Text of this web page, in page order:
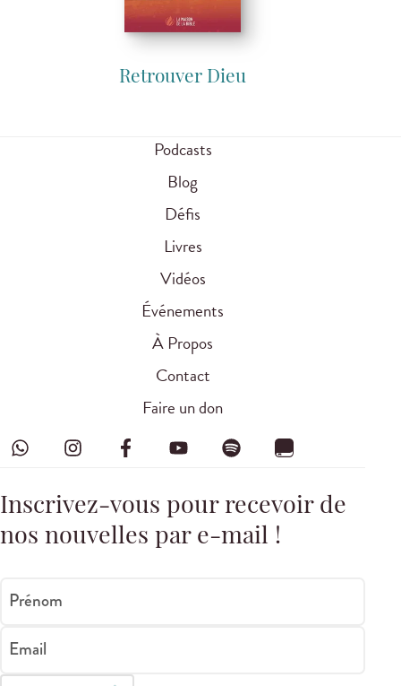
Retrouver Dieu
Podcasts
Blog
Défis
Livres
Vidéos
Événements
À Propos
Contact
Faire un don
Inscrivez-vous pour recevoir de
nos nouvelles par e-mail !
Prénom
Email